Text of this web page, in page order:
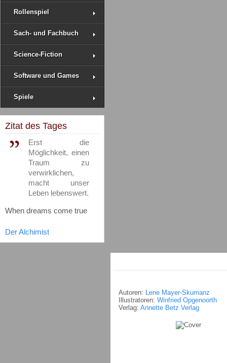
Rollenspiel
Sach- und Fachbuch
Science-Fiction
Software und Games
Spiele
Zitat des Tages
Erst die
Möglichkeit, einen
Traum zu
verwirklichen,
macht unser
Leben lebenswert.
When dreams come true
Der Alchimist
Autoren: Lene Mayer-Skumanz
Illustratoren: Winfried Opgenoorth
Verlag: Annette Betz Verlag